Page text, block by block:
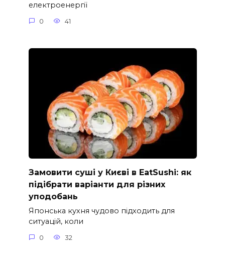
електроенергії
0 41
Замовити суші у Києві в EatSushi: як
підібрати варіанти для різних
уподобань
Японська кухня чудово підходить для
ситуацій, коли
0 32